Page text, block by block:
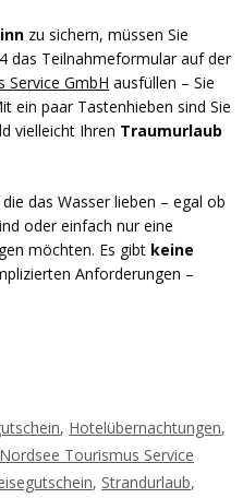
zu sichern, müssen Sie
das Teilnahmeformular auf der
Service GmbH ausfüllen – Sie
ein paar Tastenhieben sind Sie
vielleicht Ihren Traumurlaub
das Wasser lieben – egal ob
oder einfach nur eine
möchten. Es gibt keine
Anforderungen –
, Hotelübernachtungen,
Nordsee Tourismus Service
, Strandurlaub,